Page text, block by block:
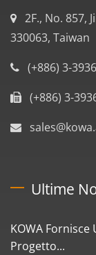
2F., No. 857,
330063, Taiwan
(+886) 3-
(+886) 3-
Ultime
KOWA
Progetto...